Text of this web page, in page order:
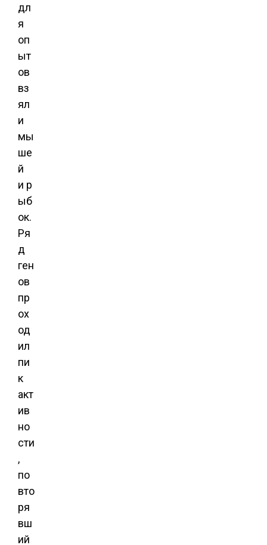
дл
я
оп
ыт
ов
вз
ял
и
мы
ше
й
и р
ыб
ок.
Ря
д
ген
ов
пр
ох
од
ил
пи
к
акт
ив
но
сти
,
по
вто
ря
вш
ий